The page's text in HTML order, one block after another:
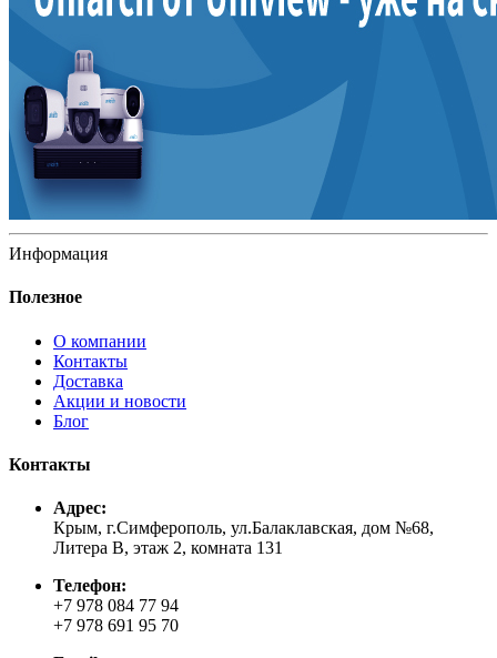
Информация
Полезное
О компании
Контакты
Доставка
Акции и новости
Блог
Контакты
Адрес:
Крым, г.Симферополь, ул.Балаклавская, дом №68,
Литера В, этаж 2, комната 131
Телефон:
+7 978 084 77 94
+7 978 691 95 70